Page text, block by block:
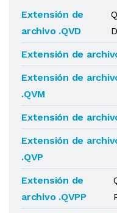
Extensión de
archivo .QVD
Extensión de
Extensión de
.QVM
Extensión de
Extensión de
.QVP
Extensión de
archivo .QVPP